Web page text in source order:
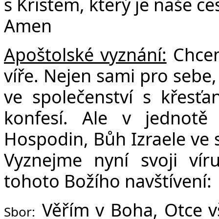
Amen
Apoštolské vyznání:
víře. Nejen sami pro
ve společenství s
konfesí. Ale v
Hospodin, Bůh Izraele
Vyznejme nyní svoji
tohoto Božího navštívení:
Sbor: Věřím v Boha, Otce